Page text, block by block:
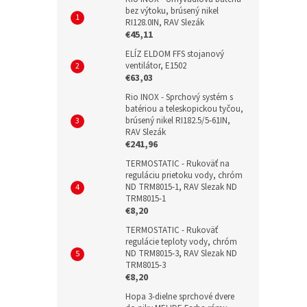
bez výtoku, brúsený nikel
RI128.0IN, RAV Slezák
€45,11
ELÍZ ELDOM FFS stojanový
ventilátor, E1502
€63,03
Rio INOX - Sprchový systém s
batériou a teleskopickou tyčou,
brúsený nikel RI182.5/5-61IN,
RAV Slezák
€241,96
TERMOSTATIC - Rukoväť na
reguláciu prietoku vody, chróm
ND TRM8015-1, RAV Slezak ND
TRM8015-1
€8,20
TERMOSTATIC - Rukoväť
regulácie teploty vody, chróm
ND TRM8015-3, RAV Slezak ND
TRM8015-3
€8,20
Hopa 3-dielne sprchové dvere